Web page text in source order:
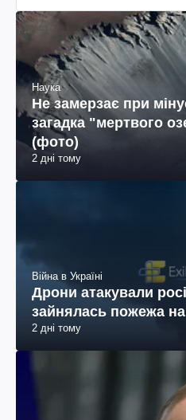
Наука
Не замерзає при
загадка "мертвого
(фото)
2 дні тому
Війна в Україні
Дрони атакували
зайнялась пожежа
2 дні тому